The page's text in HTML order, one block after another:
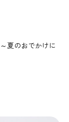
夏のおでかけに